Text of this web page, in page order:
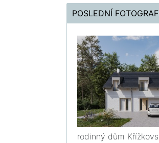
POSLEDNÍ
rodinný dům